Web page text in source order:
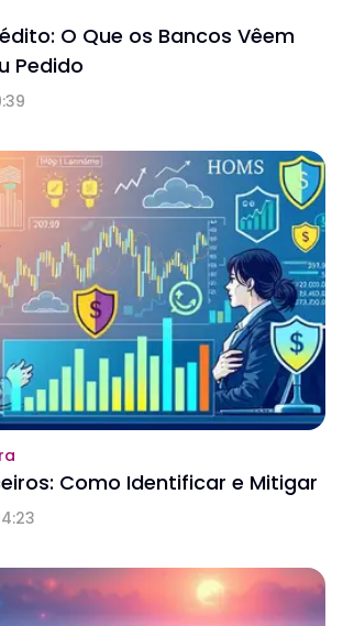
O Que os Bancos Vêem
Pedido
Como Identificar e Mitigar